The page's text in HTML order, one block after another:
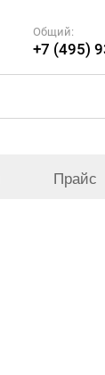
Общий:
+7 (495)
Прайс